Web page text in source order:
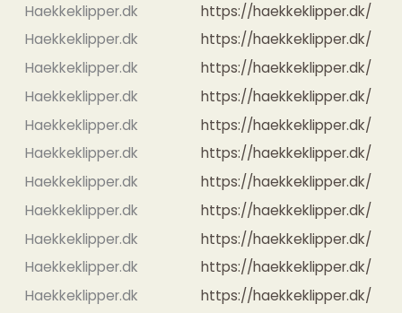
Haekkeklipper.dk
https://haekkeklipper.dk/
Haekkeklipper.dk
https://haekkeklipper.dk/
Haekkeklipper.dk
https://haekkeklipper.dk/
Haekkeklipper.dk
https://haekkeklipper.dk/
Haekkeklipper.dk
https://haekkeklipper.dk/
Haekkeklipper.dk
https://haekkeklipper.dk/
Haekkeklipper.dk
https://haekkeklipper.dk/
Haekkeklipper.dk
https://haekkeklipper.dk/
Haekkeklipper.dk
https://haekkeklipper.dk/
Haekkeklipper.dk
https://haekkeklipper.dk/
Haekkeklipper.dk
https://haekkeklipper.dk/